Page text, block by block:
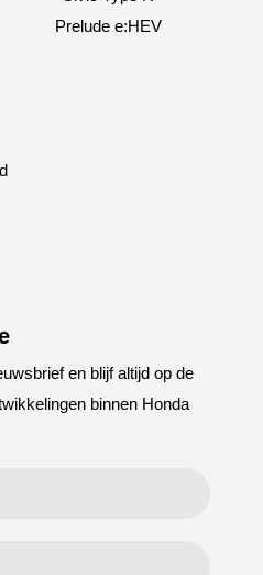
Prelude e:HEV
en blijf altijd op de
binnen Honda